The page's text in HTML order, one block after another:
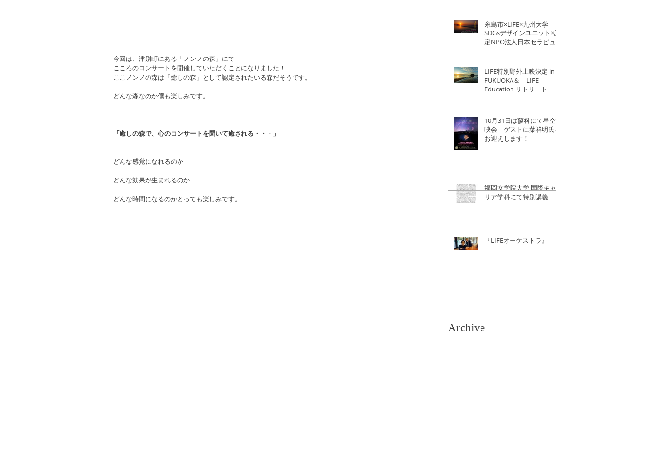
今回は、津別町にある「ノンノの森」にて
こころのコンサートを開催していただくことになりました！
ここノンノの森は「癒しの森」として認定されたいる森だそうです。
どんな森なのか僕も楽しみです。
「癒しの森で、心のコンサートを聞いて癒される・・・」
どんな感覚になれるのか
どんな効果が生まれるのか
どんな時間になるのかとっても楽しみです。
糸島市×LIFE×九州大学
SDGsデザインユニット×認
定NPO法人日本セラピュー
LIFE特別野外上映決定 in
FUKUOKA＆ LIFE
Education リトリート
10月31日は蓼科にて星空上
映会 ゲストに葉祥明氏を
お迎えします！
福岡女学院大学 国際キャ
リア学科にて特別講義
『LIFEオーケストラ』
Archive